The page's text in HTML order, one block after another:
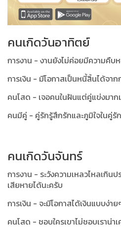
คนเกิดวันอาทิตย์
การงาน - งานยังไม่ค่อยมีความคืบ
การเงิน - มีโอกาสเป็นหนี้สิ้นได้จาก
คนโสด - เจอคนในฝันแต่คู่แข่งมาก
คนมีคู่ - คู่รักรู้สึกรักและภูมิใจในคู่รั
คนเกิดวันจันทร์
การงาน - ระวังความเหลวไหลเกิน
เสียหายได้นะครับ
การเงิน - จะมีโอกาสได้เงินแบบง่
คนโสด - ชอบใครเขาไม่ชอบเราน่าเ